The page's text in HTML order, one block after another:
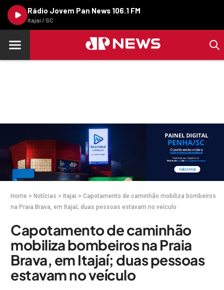
Rádio Jovem Pan News 106.1 FM
Itajaí / SC
Home > Notícias > Itajai > Capotamento de caminhão mobiliza bombeiros
na Praia Brava, em Itajaí; duas pessoas estavam no veículo
Capotamento de caminhão
mobiliza bombeiros na Praia
Brava, em Itajaí; duas pessoas
estavam no veículo